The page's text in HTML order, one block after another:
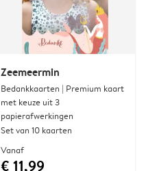
Zeemeermin
Bedankkaarten | Premium kaart
met keuze uit 3
papierafwerkingen
Set van 10 kaarten
Vanaf
€ 11,99